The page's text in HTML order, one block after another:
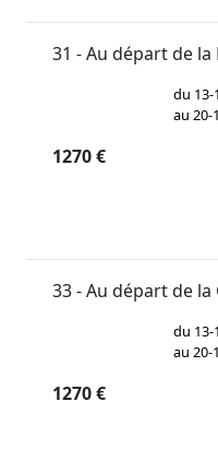
31 - Au départ de
du 13-
au 20-
1270 €
33 - Au départ de
du 13-
au 20-
1270 €